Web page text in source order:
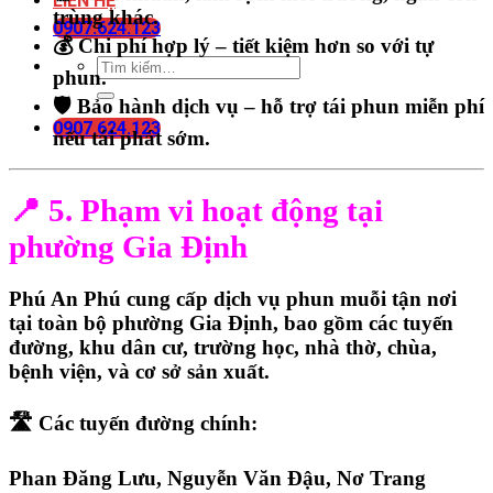
0907.624.123
0907.624.123
trùng khác.
💰Chi phí hợp lý – tiết kiệm hơn so với tự
phun.
🛡️ Bảo hành dịch vụ – hỗ trợ tái phun miễn phí
nếu tái phát sớm.
📍 5. Phạm vi hoạt động tại
phường Gia Định
Phú An Phú cung cấp dịch vụ phun muỗi tận nơi
tại toàn bộ phường Gia Định, bao gồm các tuyến
đường, khu dân cư, trường học, nhà thờ, chùa,
bệnh viện, và cơ sở sản xuất.
🛣️ Các tuyến đường chính:
Phan Đăng Lưu, Nguyễn Văn Đậu, Nơ Trang